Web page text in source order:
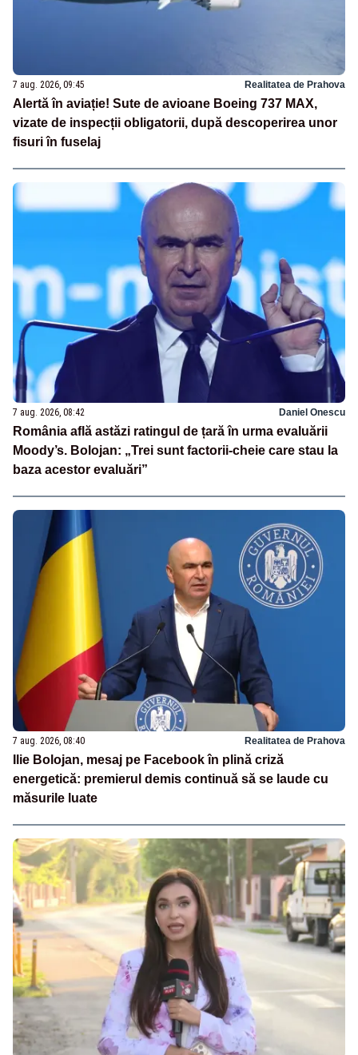
7 aug. 2026, 09:45 Realitatea de Prahova
Alertă în aviație! Sute de avioane Boeing 737 MAX,
vizate de inspecții obligatorii, după descoperirea unor
fisuri în fuselaj
7 aug. 2026, 08:42 Daniel Onescu
România află astăzi ratingul de țară în urma evaluării
Moody’s. Bolojan: „Trei sunt factorii-cheie care stau la
baza acestor evaluări”
7 aug. 2026, 08:40 Realitatea de Prahova
Ilie Bolojan, mesaj pe Facebook în plină criză
energetică: premierul demis continuă să se laude cu
măsurile luate